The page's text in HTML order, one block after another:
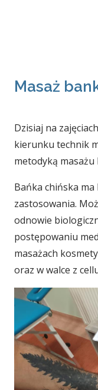
Masaż
Dzisiaj na
kierunku technik
metodyką masażu
Bańka chińska
zastosowania.
odnowie
postępowaniu
masażach
oraz w walce z